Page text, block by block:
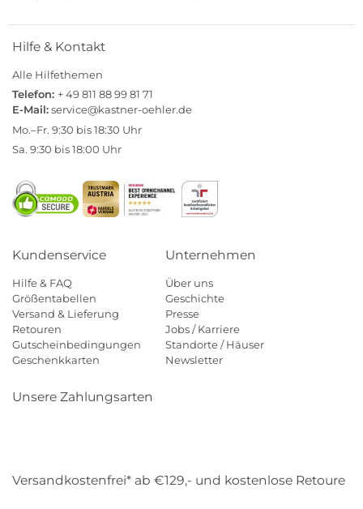
Hilfe & Kontakt
Alle Hilfethemen
Telefon: + 49 811 88 99 81 71
E-Mail:service@kastner-oehler.de
Mo.–Fr. 9:30 bis 18:30 Uhr
Sa. 9:30 bis 18:00 Uhr
Kundenservice
Hilfe & FAQ
Größentabellen
Versand & Lieferung
Retouren
Gutscheinbedingungen
Geschenkkarten
Unternehmen
Über uns
Geschichte
Presse
Jobs / Karriere
Standorte / Häuser
Newsletter
Unsere Zahlungsarten
Versandkostenfrei* ab €129,- und kostenlose Retoure